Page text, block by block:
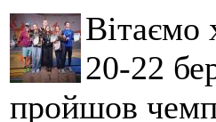
Вітаємо
20-22
пройшов